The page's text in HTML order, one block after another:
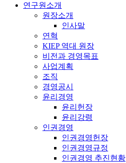
연구원소개
원장소개
인사말
연혁
KIEP 역대 원장
비전과 경영목표
사업계획
조직
경영공시
윤리경영
윤리헌장
윤리강령
인권경영
인권경영헌장
인권경영규정
인권경영 추진현황